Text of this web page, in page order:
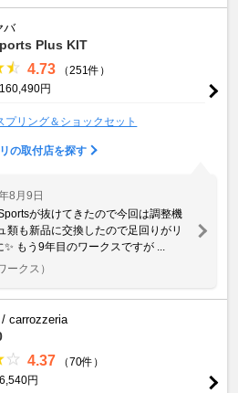
バ
Plus KIT
4.73
（251件）
円
プリング＆ショックセット
の取付店を探す
8月9日
が抜けてきたので今回は調整機
類も新品に交換したので足回りがリ
もう9年目のワークスですが ...
ークス）
carrozzeria
4.37
（70件）
円